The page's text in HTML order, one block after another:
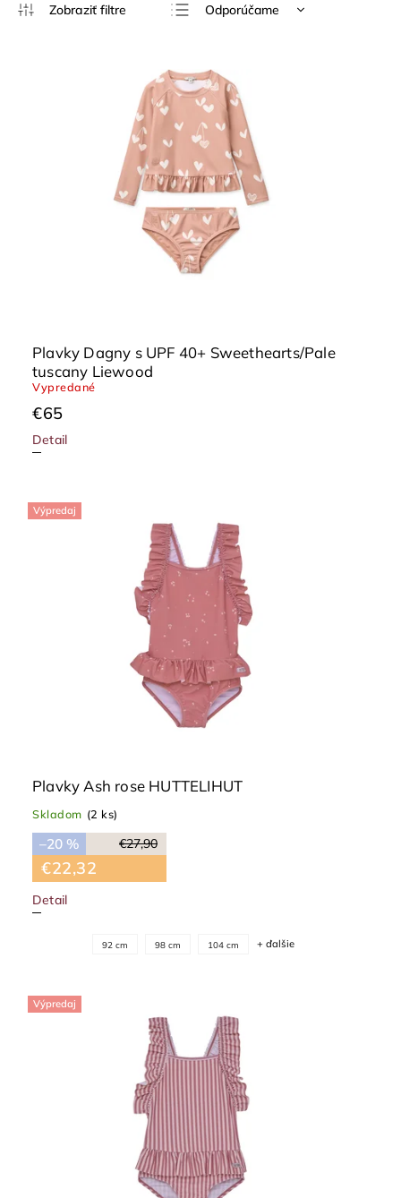
Odporúčame
Najdrahšie
Najpredávanejšie
Abecedne
Plavky Dagny s UPF 40+ Sweethearts/Pale
tuscany Liewood
Vypredané
€65
Detail
Výpredaj
Plavky Ash rose HUTTELIHUT
Skladom (2 ks)
€27,90
–20 %
€22,32
Detail
92 cm 98 cm 104 cm + ďalšie
Výpredaj